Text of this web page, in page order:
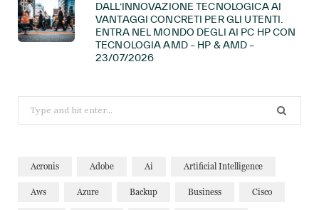
DALL’INNOVAZIONE TECNOLOGICA AI
VANTAGGI CONCRETI PER GLI UTENTI.
ENTRA NEL MONDO DEGLI AI PC HP CON
TECNOLOGIA AMD – HP & AMD –
23/07/2026
for:
Acronis Adobe Ai Artificial Intelligence
Aws Azure Backup Business Cisco